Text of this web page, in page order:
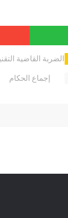
الضربة القاضية
إجماع الحكام